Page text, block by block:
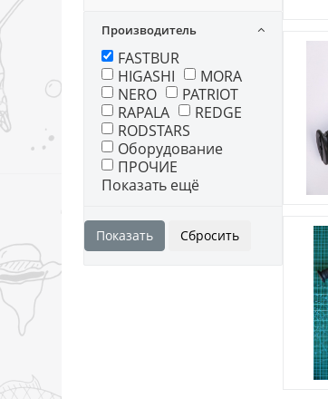
Производитель
FASTBUR
HIGASHI
MORA
NERO
PATRIOT
RAPALA
REDGE
RODSTARS
Оборудование
ПРОЧИЕ
Показать ещё